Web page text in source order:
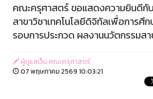
คณะครุศาสตร์ ขอแสดงความยินดีกั
สาขาวิชาเทคโนโลยีดิจิทัลเพื่อการศึก
รอบการประกวด ผลงานนวัตกรรมส
ผู้ดูแลเว็บ คณะครุศาสตร์
07 พฤษภาคม 2569 10:03:21